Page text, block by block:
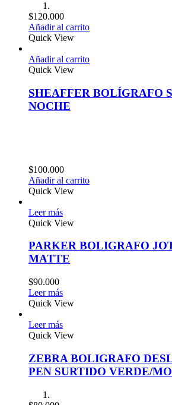
$120.000
Añadir al carrito
Quick View
Añadir al carrito
Quick View
SHEAFFER BOLÍGRAFO
NOCHE
$100.000
Añadir al carrito
Quick View
Leer más
Quick View
PARKER BOLIGRAFO
MATTE
$90.000
Leer más
Quick View
Leer más
Quick View
ZEBRA BOLIGRAFO
PEN SURTIDO VERDE/